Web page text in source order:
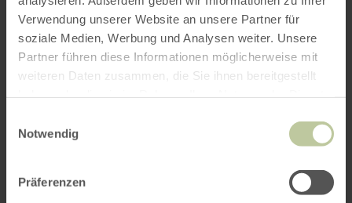
Verwendung unserer Website an unsere Partner für
soziale Medien, Werbung und Analysen weiter. Unsere
Partner führen diese Informationen möglicherweise mit
weiteren Daten zusammen, die Sie ihnen bereitgestellt
Notwendig
Präferenzen
Weitere Veranstaltungen